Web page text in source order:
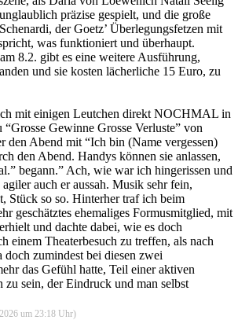
präzise gespielt, und die große
der Goetz’ Überlegungsfetzen mit
was funktioniert und überhaupt.
8.2. gibt es eine weitere Ausführung,
und sie kosten lächerliche 15 Euro, zu
mit einigen Leutchen direkt NOCHMAL in
Gewinne Grosse Verluste” von
den Abend mit “Ich bin (Name vergessen)
den Abend. Handys können sie anlassen,
begann.” Ach, wie war ich hingerissen und
auch er aussah. Musik sehr fein,
Stück so so. Hinterher traf ich beim
geschätztes ehemaliges Formusmitglied, mit
und dachte dabei, wie es doch
einem Theaterbesuch zu treffen, als nach
zumindest bei diesen zwei
das Gefühl hatte, Teil einer aktiven
zu sein, der Eindruck und man selbst
um 23:18 Uhr)